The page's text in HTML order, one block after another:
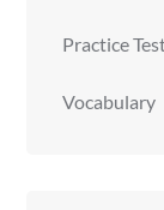
Practice
Vocabulary